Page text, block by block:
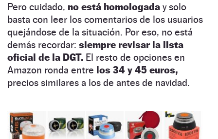
Pero cuidado, no está homologada y solo
basta con leer los comentarios de los usuarios
quejándose de la situación. Por eso, no está
demás recordar: siempre revisar la lista
oficial de la DGT. El resto de opciones en
Amazon ronda entre los 34 y 45 euros,
precios similares a los de antes de navidad.